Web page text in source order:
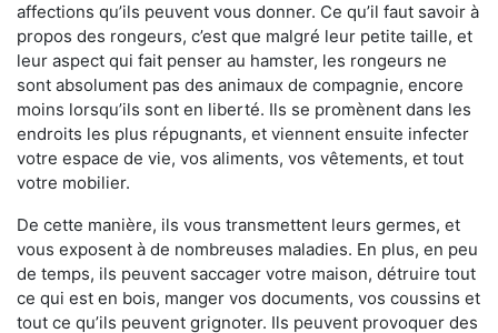
affections qu’ils peuvent vous donner. Ce qu’il faut savoir à
propos des rongeurs, c’est que malgré leur petite taille, et
leur aspect qui fait penser au hamster, les rongeurs ne
sont absolument pas des animaux de compagnie, encore
moins lorsqu’ils sont en liberté. Ils se promènent dans les
endroits les plus répugnants, et viennent ensuite infecter
votre espace de vie, vos aliments, vos vêtements, et tout
votre mobilier.
De cette manière, ils vous transmettent leurs germes, et
vous exposent à de nombreuses maladies. En plus, en peu
de temps, ils peuvent saccager votre maison, détruire tout
ce qui est en bois, manger vos documents, vos coussins et
tout ce qu’ils peuvent grignoter. Ils peuvent provoquer des